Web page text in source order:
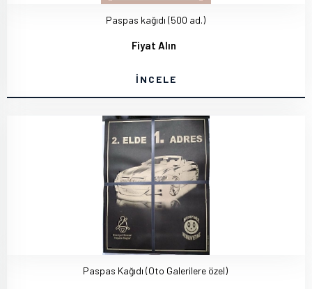
Paspas kağıdı (500 ad.)
Fiyat Alın
İNCELE
Paspas Kağıdı (Oto Galerilere özel)